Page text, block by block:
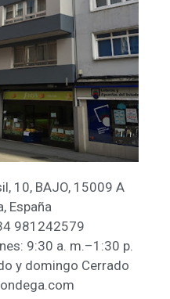
10, BAJO, 15009 A
España
981242579
9:30 a. m.–1:30 p.
y domingo Cerrado